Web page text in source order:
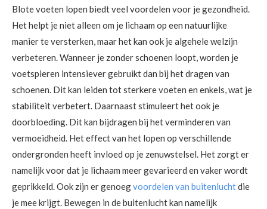
Blote voeten lopen biedt veel voordelen voor je gezondheid.
Het helpt je niet alleen om je lichaam op een natuurlijke
manier te versterken, maar het kan ook je algehele welzijn
verbeteren. Wanneer je zonder schoenen loopt, worden je
voetspieren intensiever gebruikt dan bij het dragen van
schoenen. Dit kan leiden tot sterkere voeten en enkels, wat je
stabiliteit verbetert. Daarnaast stimuleert het ook je
doorbloeding. Dit kan bijdragen bij het verminderen van
vermoeidheid. Het effect van het lopen op verschillende
ondergronden heeft invloed op je zenuwstelsel. Het zorgt er
namelijk voor dat je lichaam meer gevarieerd en vaker wordt
geprikkeld. Ook zijn er genoegvoordelen van buitenluchtdie
je mee krijgt. Bewegen in de buitenlucht kan namelijk